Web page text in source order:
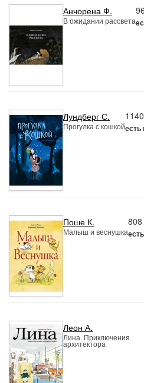
Анчорена Ф.
В ожидании рассвета
Лундберг С.
Прогулка с кошкойесть
Поше К.
Малыш и веснушка
Леон А.
Лина. Приключения
архитектора